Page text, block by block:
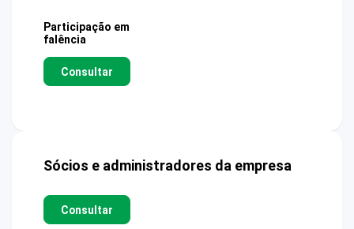
Participação em
falência
Consultar
Sócios e administradores da empresa
Consultar